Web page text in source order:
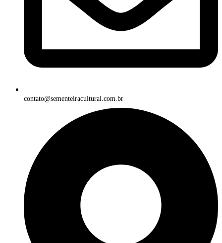
contato@sementeiracultural.com.br